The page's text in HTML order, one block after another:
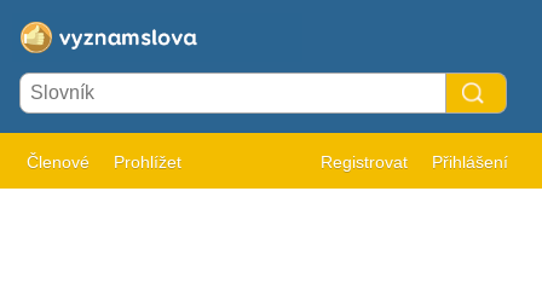
Členové Prohlížet Registrovat Přihlášení